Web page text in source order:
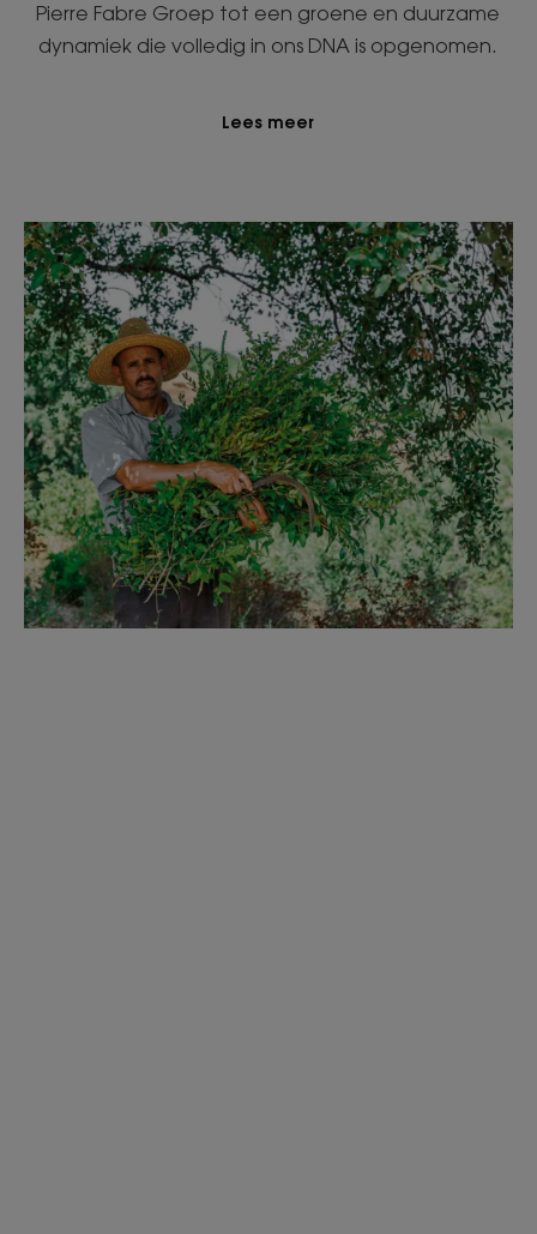
Pierre Fabre Groep tot een groene en duurzame
dynamiek die volledig in ons DNA is opgenomen.
Lees meer